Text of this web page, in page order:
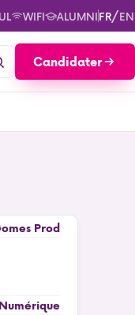
des rentrées pour
WIFI ALUMNIFR/EN
Candidater
Prod
Numérique